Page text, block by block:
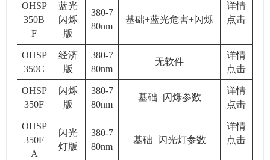
OHSP
350B
F
蓝光
闪烁
版
380-7
80nm
基础+蓝光危害+闪烁
详情
点击
OHSP
350C
经济
版
380-7
80nm
无软件
详情
点击
OHSP
350F
闪烁
版
380-7
80nm
基础+闪烁参数
详情
点击
OHSP
350F
A
闪光
灯版
380-7
80nm
基础+闪光灯参数
详情
点击